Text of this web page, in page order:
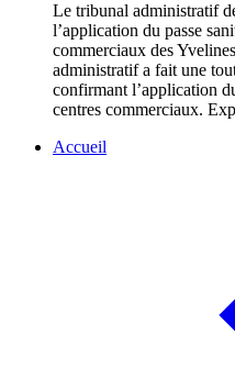
Le tribunal administratif
l’application du passe
commerciaux des
administratif a fait une
confirmant l’application
centres commerciaux.
Accueil